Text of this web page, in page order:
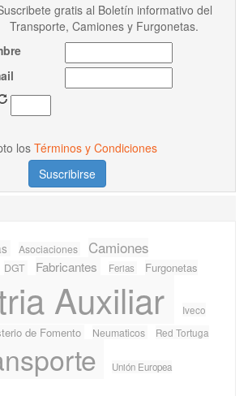
gratis al Boletín informativo del
Transporte, Camiones y Furgonetas.
los Términos y Condiciones
Asociaciones Camiones
DGT Fabricantes Ferias Furgonetas
Auxiliar
Iveco
de Fomento Neumaticos Red Tortuga
Unión Europea